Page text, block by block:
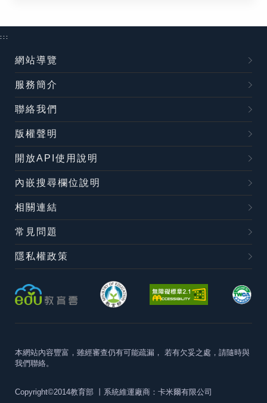
:::
網站導覽
服務簡介
聯絡我們
版權聲明
開放API使用說明
內嵌搜尋欄位說明
相關連結
常見問題
隱私權政策
本網站內容豐富，雖經審查仍有可能疏漏， 若有欠妥之處，請隨時與
我們聯絡。
Copyright©2014教育部 丨系統維運廠商：卡米爾有限公司